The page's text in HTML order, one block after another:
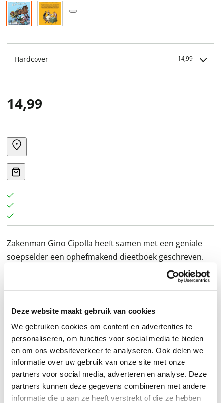
Deze website maakt gebruik van cookies
We gebruiken cookies om content en advertenties te
personaliseren, om functies voor social media te bieden
en om ons websiteverkeer te analyseren. Ook delen we
informatie over uw gebruik van onze site met onze
partners voor social media, adverteren en analyse. Deze
partners kunnen deze gegevens combineren met andere
informatie die u aan ze heeft verstrekt of die ze hebben
Hardcover 14,99
14,99
Zakenman Gino Cipolla heeft samen met een geniale
soepselder een ophefmakend dieetboek geschreven.
Maar tijdens een signeersessie wordt de selder voor de
ogen van Susan door twee als konijnen verkleedde
zetten de achtervolging in en weten de selder te
bevrijden, maar even later loopt een rare Mongool
ermee weg. Gino Cipolla is ontroostbaar, zeker
wanneer het losgeld zo waanzinnig hoog blijkt dat
niemand in staat is het te betalen. Dat is echter zonder
Susan gerekend. Niet dat zij bereid is om het fortuin op
te hoesten, maar ze gaat wel met Piet en Bert achter de